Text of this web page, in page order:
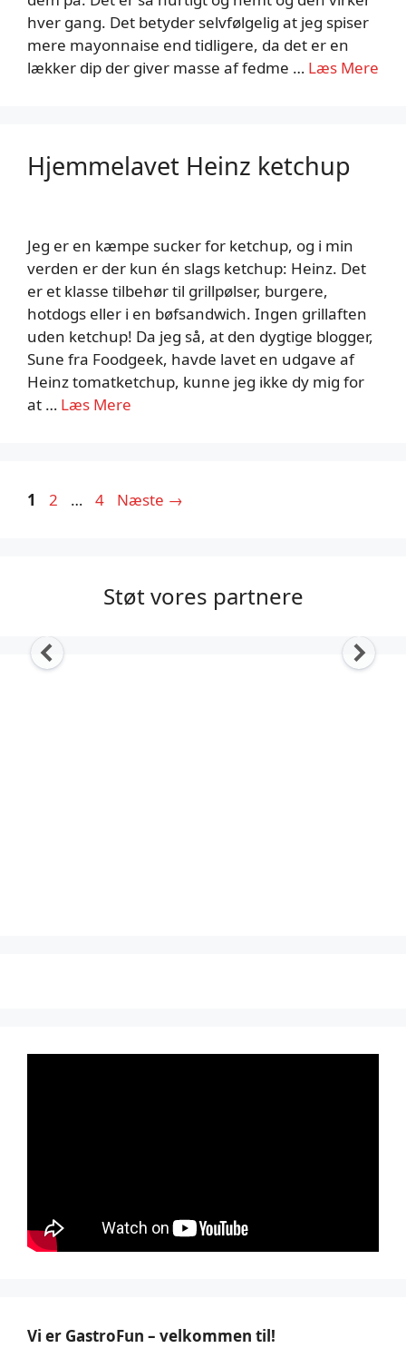
hver gang. Det betyder selvfølgelig at jeg spiser
mere mayonnaise end tidligere, da det er en
lækker dip der giver masse af fedme … Læs Mere
Hjemmelavet Heinz ketchup
Jeg er en kæmpe sucker for ketchup, og i min
verden er der kun én slags ketchup: Heinz. Det
er et klasse tilbehør til grillpølser, burgere,
hotdogs eller i en bøfsandwich. Ingen grillaften
uden ketchup! Da jeg så, at den dygtige blogger,
Sune fra Foodgeek, havde lavet en udgave af
Heinz tomatketchup, kunne jeg ikke dy mig for
at … Læs Mere
Side
1 Side
2 … Side
4 Næste →
Støt vores partnere
Vi er GastroFun – velkommen til!